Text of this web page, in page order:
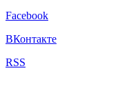
Facebook
ВКонтакте
RSS